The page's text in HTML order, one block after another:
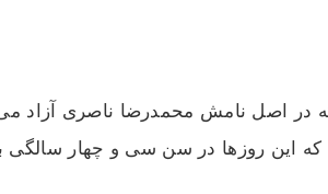
در اصل نامش محمدرضا ناصری آزاد
است و در سال 1366 متولد شده است. به شکلی که این روزها در سن سی و چهار